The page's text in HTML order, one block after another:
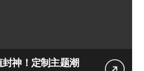
神！定制主题潮